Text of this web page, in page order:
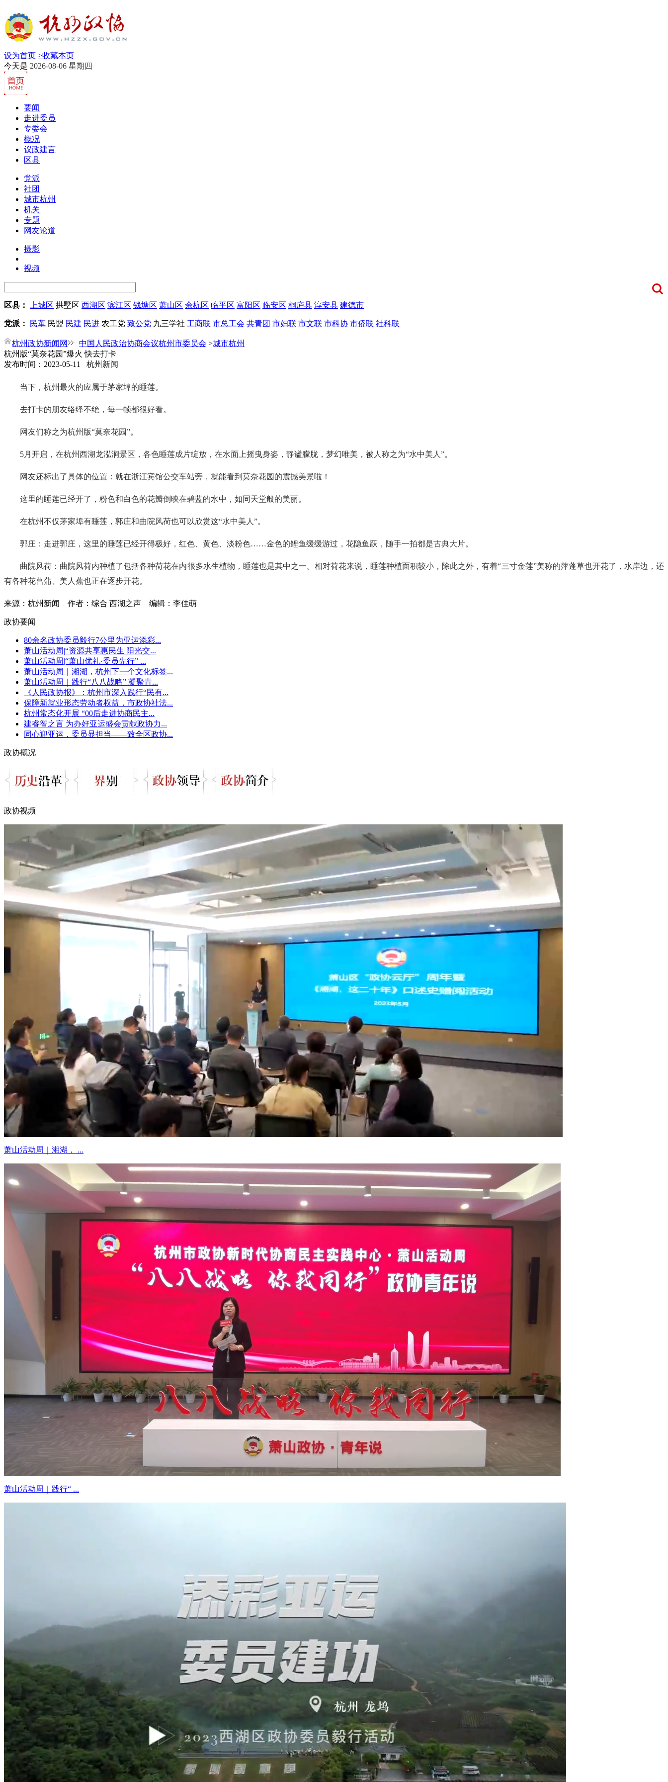
设为首页 >收藏本页
今天是 2026-08-06 星期四
要闻
走进委员
专委会
概况
议政建言
区县
党派
社团
城市杭州
机关
专题
网友论道
摄影
视频
区县： 上城区 拱墅区 西湖区 滨江区 钱塘区 萧山区 余杭区 临平区 富阳区 临安区 桐庐县 淳安县 建德市
党派： 民革 民盟 民建 民进 农工党 致公党 九三学社 工商联 市总工会 共青团 市妇联 市文联 市科协 市侨联 社科联
杭州政协新闻网 中国人民政治协商会议杭州市委员会 >城市杭州
杭州版“莫奈花园”爆火 快去打卡
发布时间：2023-05-11 杭州新闻
当下，杭州最火的应属于茅家埠的睡莲。
去打卡的朋友络绎不绝，每一帧都很好看。
网友们称之为杭州版“莫奈花园”。
5月开启，在杭州西湖龙泓涧景区，各色睡莲成片绽放，在水面上摇曳身姿，静谧朦胧，梦幻唯美，被人称之为“水中美人”。
网友还标出了具体的位置：就在浙江宾馆公交车站旁，就能看到莫奈花园的震撼美景啦！
这里的睡莲已经开了，粉色和白色的花瓣倒映在碧蓝的水中，如同天堂般的美丽。
在杭州不仅茅家埠有睡莲，郭庄和曲院风荷也可以欣赏这“水中美人”。
郭庄：走进郭庄，这里的睡莲已经开得极好，红色、黄色、淡粉色……金色的鲤鱼缓缓游过，花隐鱼跃，随手一拍都是古典大片。
曲院风荷：曲院风荷内种植了包括各种荷花在内很多水生植物，睡莲也是其中之一。相对荷花来说，睡莲种植面积较小，除此之外，有着“三寸金莲”美称的萍蓬草也开花了，水岸边，还
有各种花菖蒲、美人蕉也正在逐步开花。
来源：杭州新闻 作者：综合 西湖之声 编辑：李佳萌
政协要闻
80余名政协委员毅行7公里为亚运添彩...
萧山活动周|“资源共享惠民生 阳光交...
萧山活动周|“萧山优礼·委员先行” ...
萧山活动周｜湘湖，杭州下一个文化标签...
萧山活动周｜践行“八八战略” 凝聚青...
《人民政协报》：杭州市深入践行“民有...
保障新就业形态劳动者权益，市政协社法...
杭州常态化开展 “00后走进协商民主...
建睿智之言 为办好亚运盛会贡献政协力...
同心迎亚运，委员显担当——致全区政协...
政协概况
政协视频
萧山活动周｜湘湖， ...
萧山活动周｜践行“ ...